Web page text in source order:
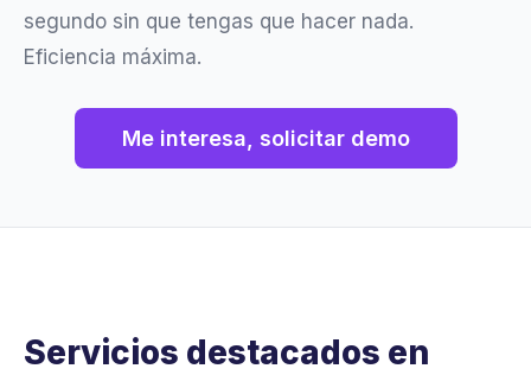
segundo sin que tengas que hacer nada.
Eficiencia máxima.
Me interesa, solicitar demo
Servicios destacados en